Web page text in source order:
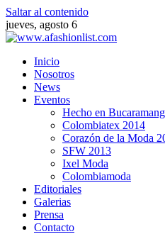
Saltar al contenido
jueves, agosto 6
Inicio
Nosotros
News
Eventos
Hecho en
Colombiatex 2014
Corazón de la Moda
SFW 2013
Ixel Moda
Colombiamoda
Editoriales
Galerias
Prensa
Contacto